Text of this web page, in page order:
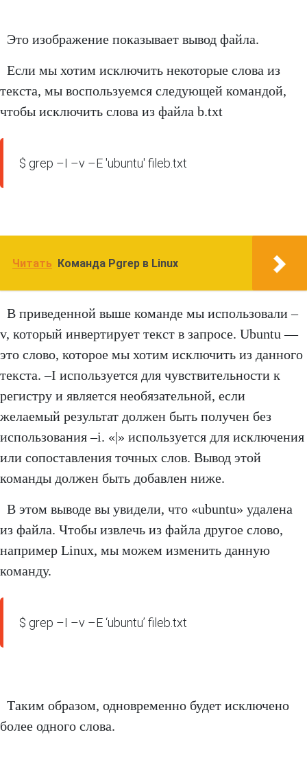
Это изображение показывает вывод файла.
Если мы хотим исключить некоторые слова из
текста, мы воспользуемся следующей командой,
чтобы исключить слова из файла b.txt
$ grep –I –v –E 'ubuntu' fileb.txt
Читать Команда Pgrep в Linux
В приведенной выше команде мы использовали –
v, который инвертирует текст в запросе. Ubuntu —
это слово, которое мы хотим исключить из данного
текста. –I используется для чувствительности к
регистру и является необязательной, если
желаемый результат должен быть получен без
использования –i. «|» используется для исключения
или сопоставления точных слов. Вывод этой
команды должен быть добавлен ниже.
В этом выводе вы увидели, что «ubuntu» удалена
из файла. Чтобы извлечь из файла другое слово,
например Linux, мы можем изменить данную
команду.
$ grep –I –v –E ‘ubuntu’ fileb.txt
Таким образом, одновременно будет исключено
более одного слова.